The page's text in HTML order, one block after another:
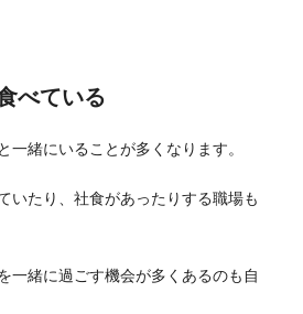
べている
一緒にいることが多くなります。
いたり、社食があったりする職場も
一緒に過ごす機会が多くあるのも自